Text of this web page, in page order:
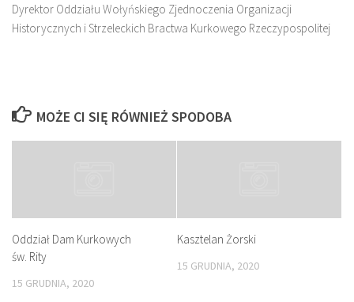
Dyrektor Oddziału Wołyńskiego Zjednoczenia Organizacji
Historycznych i Strzeleckich Bractwa Kurkowego Rzeczypospolitej
MOŻE CI SIĘ RÓWNIEŻ SPODOBA
Oddział Dam Kurkowych
św. Rity
15 GRUDNIA, 2020
Kasztelan Żorski
15 GRUDNIA, 2020